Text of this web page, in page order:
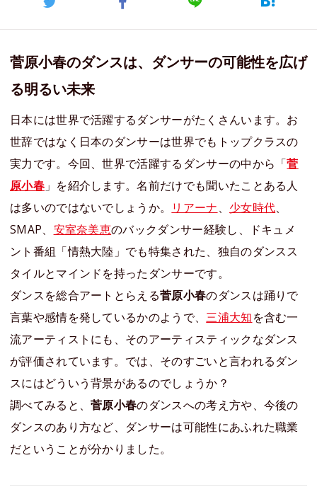
菅原小春のダンスは、ダンサーの可能性を広げ
る明るい未来
日本には世界で活躍するダンサーがたくさんいます。お
世辞ではなく日本のダンサーは世界でもトップクラスの
実力です。今回、世界で活躍するダンサーの中から「菅
原小春」を紹介します。名前だけでも聞いたことある人
は多いのではないでしょうか。
リアーナ、 少女時代、
SMAP、 安室奈美恵のバックダンサー経験し、ドキュメ
ント番組「情熱大陸」でも特集された、独自のダンスス
タイルとマインドを持ったダンサーです。
ダンスを総合アートとらえる菅原小春のダンスは踊りで
言葉や感情を発しているかのようで、三浦大知を含む一
流アーティストにも、そのアーティスティックなダンス
が評価されています。では、そのすごいと言われるダン
スにはどういう背景があるのでしょうか？
調べてみると、菅原小春のダンスへの考え方や、今後の
ダンスのあり方など、ダンサーは可能性にあふれた職業
だということが分かりました。